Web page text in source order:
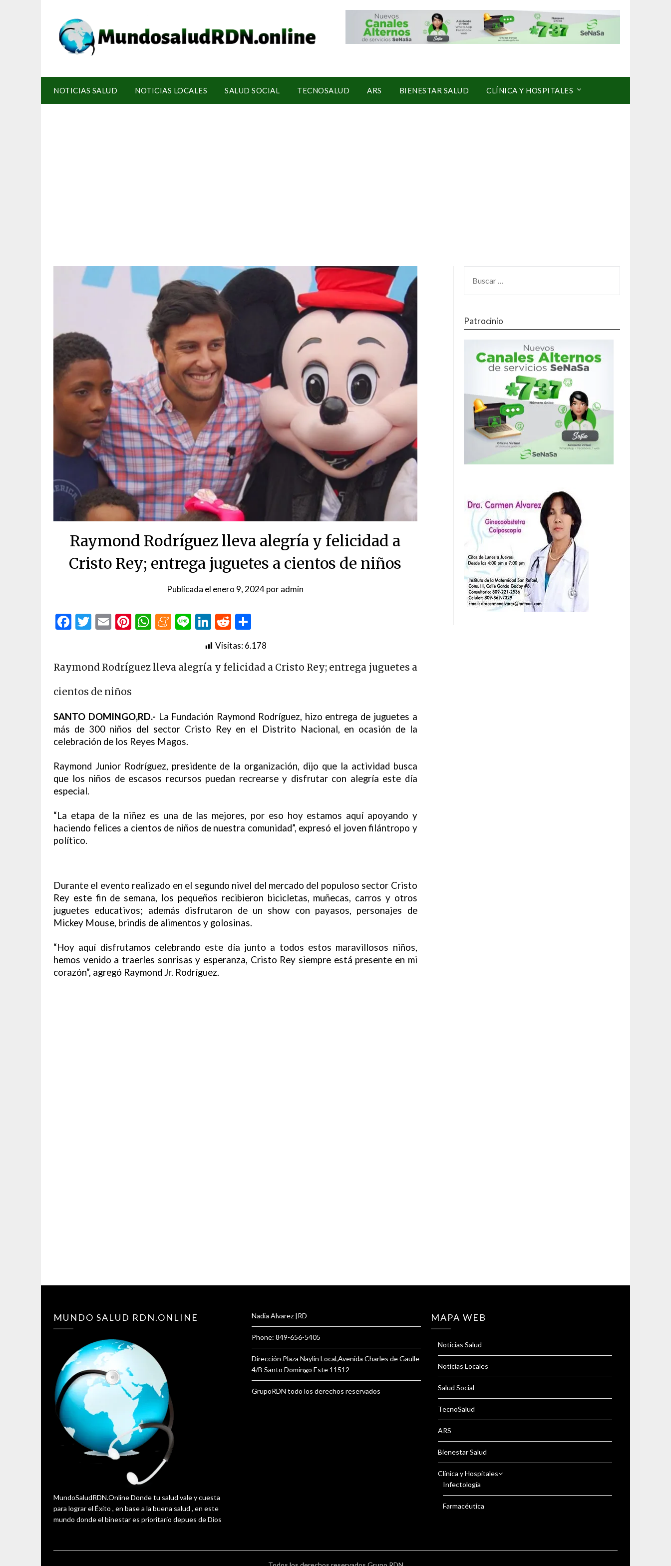
NOTICIAS SALUD NOTICIAS LOCALES SALUD SOCIAL TECNOSALUD ARS BIENESTAR SALUD CLÍNICA Y HOSPITALES
Raymond Rodríguez lleva alegría y felicidad a
Cristo Rey; entrega juguetes a cientos de niños
Publicada el enero 9, 2024poradmin
Facebook
Twitter
EmailPinterest
WhatsApp
Meneame
LineLinkedIn
Reddit
Visitas:6.178
Raymond Rodríguez lleva alegría y felicidad a Cristo Rey; entrega juguetes a
cientos de niños
SANTO DOMINGO,RD.- La Fundación Raymond Rodríguez, hizo entrega de juguetes a
más de 300 niños del sector Cristo Rey en el Distrito Nacional, en ocasión de la
celebración de los Reyes Magos.
Raymond Junior Rodríguez, presidente de la organización, dijo que la actividad busca
que los niños de escasos recursos puedan recrearse y disfrutar con alegría este día
especial.
“La etapa de la niñez es una de las mejores, por eso hoy estamos aquí apoyando y
haciendo felices a cientos de niños de nuestra comunidad”, expresó el joven filántropo y
político.
Durante el evento realizado en el segundo nivel del mercado del populoso sector Cristo
Rey este fin de semana, los pequeños recibieron bicicletas, muñecas, carros y otros
juguetes educativos; además disfrutaron de un show con payasos, personajes de
Mickey Mouse, brindis de alimentos y golosinas.
“Hoy aquí disfrutamos celebrando este día junto a todos estos maravillosos niños,
hemos venido a traerles sonrisas y esperanza, Cristo Rey siempre está presente en mi
corazón”, agregó Raymond Jr. Rodríguez.
Patrocinio
MUNDO SALUD RDN.ONLINE
MundoSaludRDN.Online Donde tu salud vale y cuesta
para lograr el Éxito , en base a la buena salud , en este
mundo donde el binestar es prioritario depues de Dios
Nadia Alvarez |RD
Phone: 849-656-5405
Dirección Plaza Naylin Local,Avenida Charles de Gaulle
4/B Santo Domingo Este 11512
GrupoRDN todo los derechos reservados
MAPA WEB
Noticias Salud
Noticias Locales
Salud Social
TecnoSalud
ARS
Bienestar Salud
Clínica y Hospitales
Infectología
Farmacéutica